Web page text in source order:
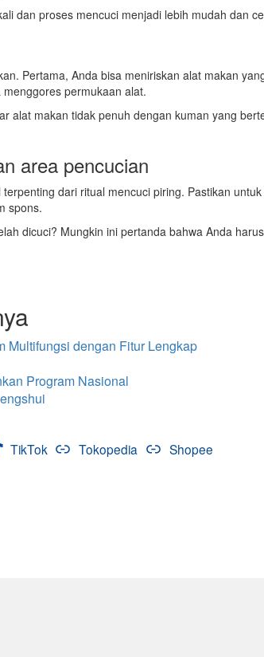
dan proses mencuci menjadi lebih mudah dan
Pertama, Anda bisa meniriskan alat makan
permukaan alat.
alat makan tidak penuh dengan kuman yang
area pencucian
dari ritual mencuci piring. Pastikan
spons.
dicuci? Mungkin ini pertanda bahwa Anda
Multifungsi dengan Fitur Lengkap
Program Nasional
TikTok Tokopedia Shopee